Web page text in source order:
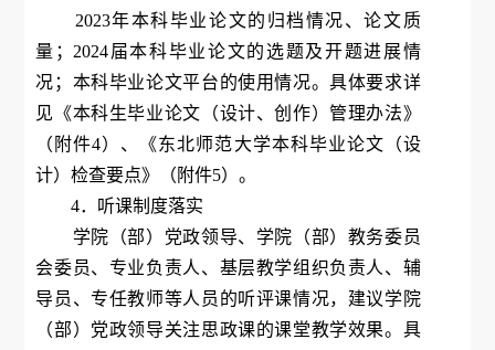
2023年本科毕业论文的归档情况、论文质
量；2024届本科毕业论文的选题及开题进展情
况；本科毕业论文平台的使用情况。具体要求详
见《本科生毕业论文（设计、创作）管理办法》
（附件4）、《东北师范大学本科毕业论文（设
计）检查要点》（附件5）。
4．听课制度落实
学院（部）党政领导、学院（部）教务委员
会委员、专业负责人、基层教学组织负责人、辅
导员、专任教师等人员的听评课情况，建议学院
（部）党政领导关注思政课的课堂教学效果。具